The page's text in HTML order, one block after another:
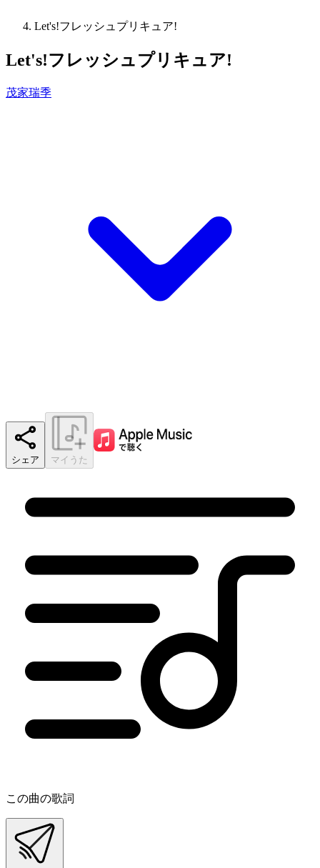
Let's!フレッシュプリキュア!
Let's!フレッシュプリキュア!
茂家瑞季
シェア マイうた
この曲の歌詞